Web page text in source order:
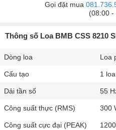
Gọi đặt mua
(08:00 -
Thông số Loa BMB CSS 8210
Dòng loa Loa
Cấu tạo 1
Dải tần số 55
Công suất thực (RMS) 300
Công suất cực đại (PEAK)